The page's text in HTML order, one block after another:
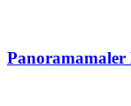
Panoramamaler